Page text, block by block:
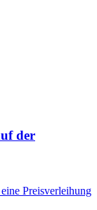
der
Preisverleihung